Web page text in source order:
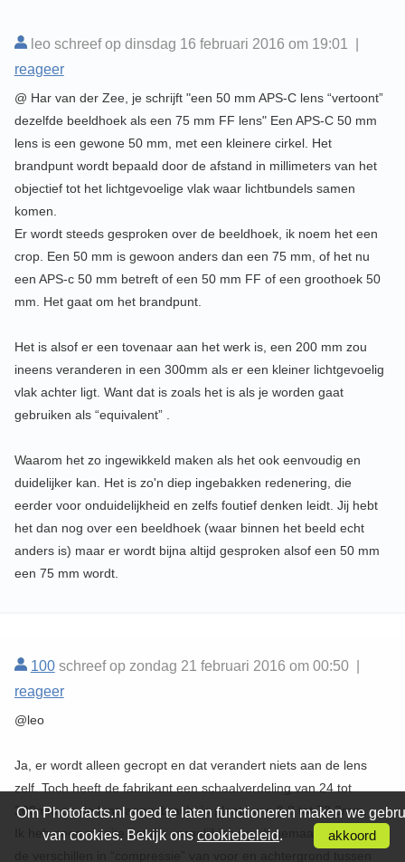
leo schreef op dinsdag 16 februari 2016 om 19:01 |
reageer
@ Har van der Zee, je schrijft "een 50 mm APS-C lens “vertoont”
dezelfde beeldhoek als een 75 mm FF lens" Een APS-C 50 mm
lens is een gewone 50 mm, met een kleinere cirkel. Het
brandpunt wordt bepaald door de afstand in millimeters van het
objectief tot het lichtgevoelige vlak waar lichtbundels samen
komen.
Er wordt steeds gesproken over de beeldhoek, ik noem het een
crop. Een 50 mm is gewoon anders dan een 75 mm, of het nu
een APS-c 50 mm betreft of een 50 mm FF of een groothoek 50
mm. Het gaat om het brandpunt.
Het is alsof er een tovenaar aan het werk is, een 200 mm zou
ineens veranderen in een 300mm als er een kleiner lichtgevoelig
vlak achter ligt. Want dat is zoals het is als je worden gaat
gebruiken als “equivalent” .
Waarom het zo ingewikkeld maken als het ook eenvoudig en
duidelijker kan. Het is zo'n diep ingebakken redenering, die
eerder voor onduidelijkheid en zelfs foutief denken leidt. Jij hebt
het dan nog over een beeldhoek (waar binnen het beeld echt
anders is) maar er wordt bijna altijd gesproken alsof een 50 mm
een 75 mm wordt.
100schreef op zondag 21 februari 2016 om 00:50 |
reageer
@leo
Ja, er wordt alleen gecropt en dat verandert niets aan de lens
zelf. Toch heeft de fabrikant een schaalverdeling van 24 tot
200mm op de lens aangebracht in plaats van 8,8 tot 73,3mm.
Ik heb geen moeite dat die vergelijking wordt gemaakt ondanks
Om Photofacts.nl goed te laten functioneren maken we
van cookies. Bekijk ons cookiebeleid. akkoord